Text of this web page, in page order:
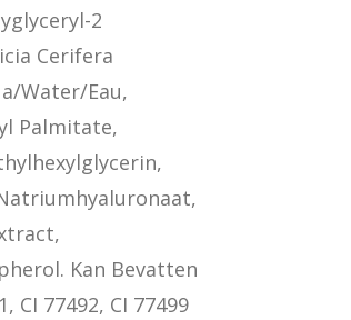
2
Cerifera
Water/Eau,
Palmitate,
Kan Bevatten
CI 77492, CI 77499